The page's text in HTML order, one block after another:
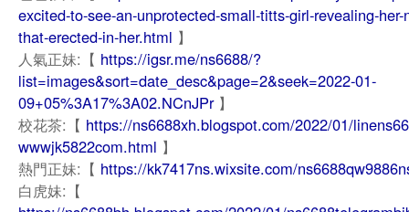
excited-to-see-an-unprotected-small-titts-girl-revealing-her-
that-erected-in-her.html 】
人氣正妹:【 https://igsr.me/ns6688/?
list=images&sort=date_desc&page=2&seek=2022-01-
09+05%3A17%3A02.NCnJPr】
校花茶:【 https://ns6688xh.blogspot.com/2022/01/
wwwjk5822com.html 】
熱門正妹:【 https://kk7417ns.wixsite.com/
白虎妹:【